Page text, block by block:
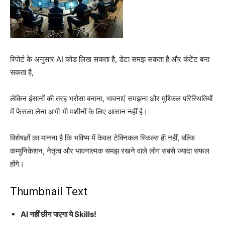
रिपोर्ट के अनुसार AI कोड लिख सकता है, डेटा समझ सकता है और कंटेंट बना
सकता है,
लेकिन इंसानों की तरह भरोसा बनाना, भावनाएं समझना और मुश्किल परिस्थितियों
में फैसला लेना अभी भी मशीनों के लिए आसान नहीं है।
विशेषज्ञों का मानना है कि भविष्य में केवल टेक्निकल स्किल्स ही नहीं, बल्कि
कम्युनिकेशन, नेतृत्व और भावनात्मक समझ रखने वाले लोग सबसे ज्यादा सफल
होंगे।
Thumbnail Text
AI नहीं छीन पाएगा ये Skills!